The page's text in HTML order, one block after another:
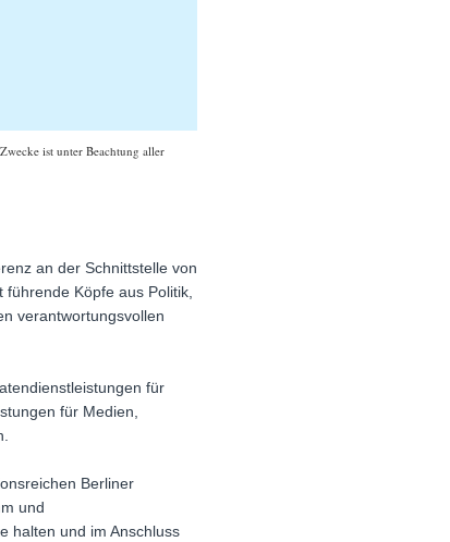
ist unter Beachtung aller
an der Schnittstelle von
Köpfe aus Politik,
verantwortungsvollen
für
für Medien,
Berliner
und
halten und im Anschluss